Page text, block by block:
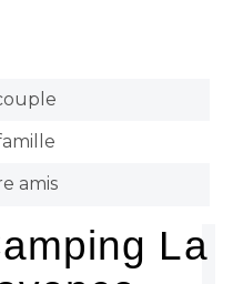
amis
La